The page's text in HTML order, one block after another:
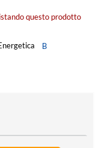
questo prodotto
B